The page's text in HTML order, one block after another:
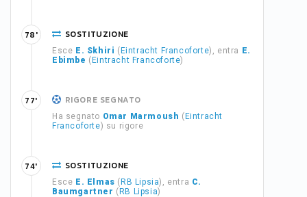
SOSTITUZIONE
Esce E. Skhiri ( Eintracht Francoforte), entra
E.
Ebimbe ( Eintracht Francoforte)
78'
RIGORE SEGNATO
Ha segnato Omar Marmoush ( Eintracht
Francoforte) su rigore
77'
SOSTITUZIONE
Esce E. Elmas ( RB Lipsia), entra C.
Baumgartner ( RB Lipsia)
74'